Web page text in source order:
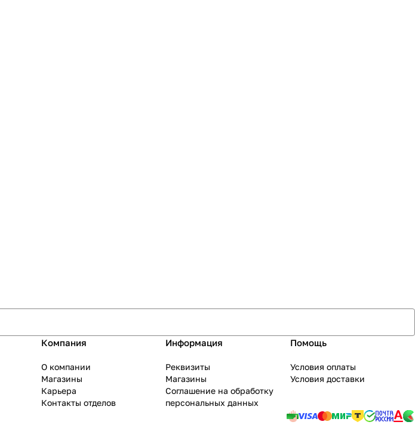
Компания
О компании
Магазины
Карьера
Контакты отделов
Информация
Реквизиты
Магазины
Соглашение на обработку
персональных данных
Помощь
Условия оплаты
Условия доставки